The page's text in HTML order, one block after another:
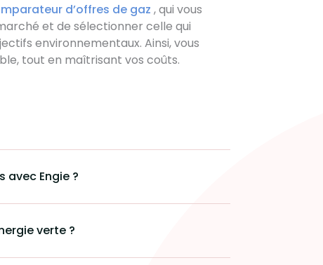
d’offres de gaz , qui vous
et de sélectionner celle qui
environnementaux. Ainsi, vous
tout en maîtrisant vos coûts.
avec Engie ?
verte ?